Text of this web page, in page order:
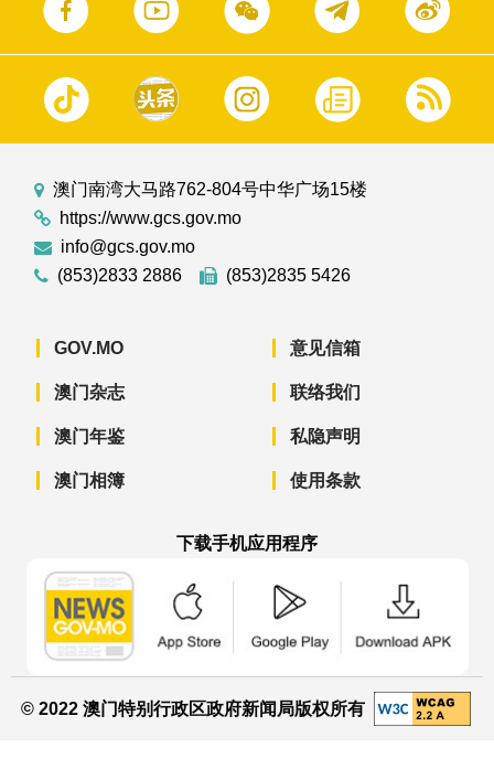
澳门南湾大马路762-804号中华广场15楼
https://www.gcs.gov.mo
info@gcs.gov.mo
(853)2833 2886
(853)2835 5426
GOV.MO
澳门杂志
澳门年鉴
澳门相簿
意见信箱
联络我们
私隐声明
使用条款
下载手机应用程序
© 2022 澳门特别行政区政府新闻局版权所有